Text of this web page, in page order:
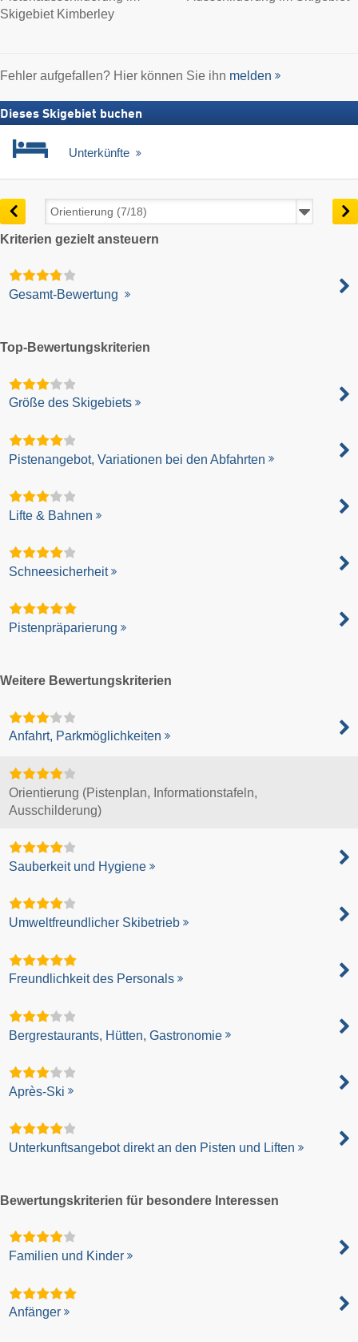
Skigebiet Kimberley
Fehler aufgefallen? Hier können Sie ihn melden
Dieses Skigebiet buchen
Unterkünfte
Kriterien gezielt ansteuern
Gesamt-Bewertung
Top-Bewertungskriterien
Größe des Skigebiets
Pistenangebot, Variationen bei den Abfahrten
Lifte & Bahnen
Schneesicherheit
Pistenpräparierung
Weitere Bewertungskriterien
Anfahrt, Parkmöglichkeiten
Orientierung (Pistenplan, Informationstafeln,
Ausschilderung)
Sauberkeit und Hygiene
Umweltfreundlicher Skibetrieb
Freundlichkeit des Personals
Bergrestaurants, Hütten, Gastronomie
Après-Ski
Unterkunftsangebot direkt an den Pisten und Liften
Bewertungskriterien für besondere Interessen
Familien und Kinder
Anfänger